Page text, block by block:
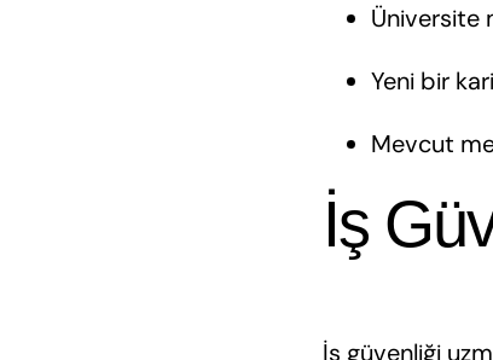
Üniversite
Yeni bir
Mevcut
İş
İş güvenliği